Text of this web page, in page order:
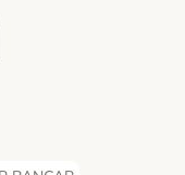
Method